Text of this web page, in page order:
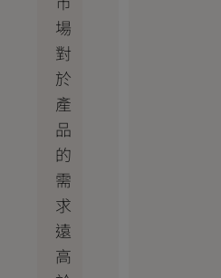
場
對
於
產
品
的
需
求
遠
高